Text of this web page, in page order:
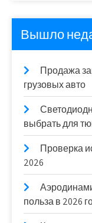
Вышло
Продажа
грузовых авто
выбрать для
Проверка
2026
польза в 2026